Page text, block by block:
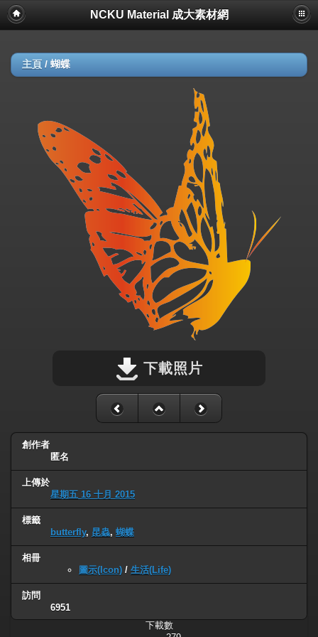
NCKU Material 成大素材網
主頁 / 蝴蝶
下載照片
創作者
匿名
上傳於
星期五 16 十月 2015
標籤
butterfly, 昆蟲, 蝴蝶
相冊
圖示(Icon) / 生活(Life)
訪問
6951
下載數